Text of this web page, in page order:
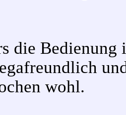
die
wohl.